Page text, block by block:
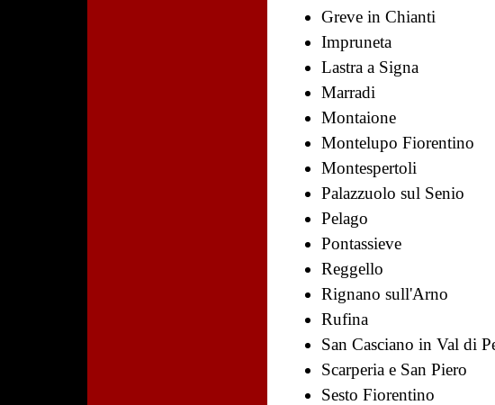
Greve in Chianti
Impruneta
Lastra a Signa
Marradi
Montaione
Montelupo Fiorentino
Montespertoli
Palazzuolo sul Senio
Pelago
Pontassieve
Reggello
Rignano sull'Arno
Rufina
San Casciano in Val di
Scarperia e San Piero
Sesto Fiorentino